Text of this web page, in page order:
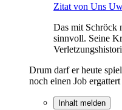
Zitat von Uns
Das mit Schröck
sinnvoll. Seine
Drum darf er heute
noch einen Job ergattert
Inhalt melden